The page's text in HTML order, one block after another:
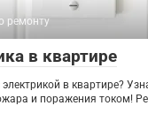
ремонту
в квартире
в квартире?
и поражения током!